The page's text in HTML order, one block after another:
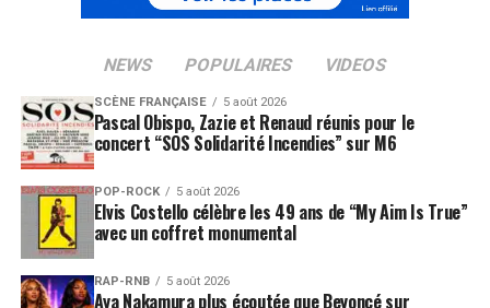
NEWS POPULAIRES VIDEOS
SCÈNE FRANÇAISE 5 août 2026
Pascal Obispo, Zazie et Renaud réunis pour le
concert “SOS Solidarité Incendies” sur M6
POP-ROCK 5 août 2026
Elvis Costello célèbre les 49 ans de “My Aim Is True”
avec un coffret monumental
RAP-RNB 5 août 2026
Aya Nakamura plus écoutée que Beyoncé sur